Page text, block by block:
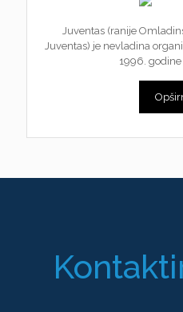
Juventas (ranije
Juventas) je nevladina
1996.